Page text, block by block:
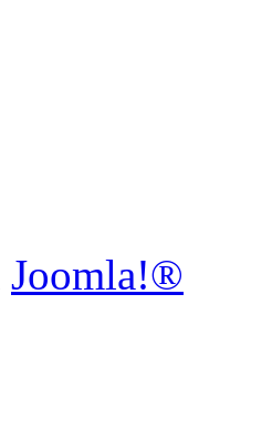
Joomla!®